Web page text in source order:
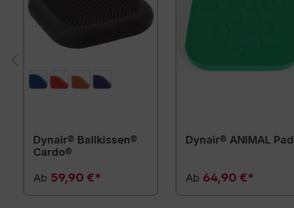
Dynair® Ballkissen®
Cardo®
Ab 59,90 €*
Dynair® ANIMAL Pad
Ab 64,90 €*